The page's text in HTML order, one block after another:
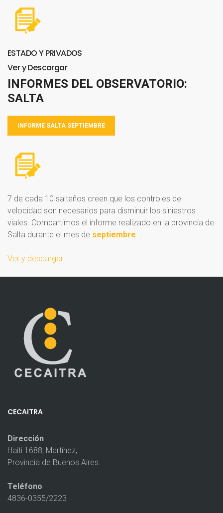
ESTADOY PRIVADOS
VeryDescargar
INFORMES DEL OBSERVATORIO:
SALTA
INFORME SALTA SEPTIEMBRE
7 de cada 10 salteños creen que los controles de
velocidad son necesarios para disminuir los siniestros
viales. Compartimos el informe realizado en la provincia de
Salta durante el mes de septiembre
Ver y descargar
CECAITRA
Dirección
Haiti 1688, Martínez,
Provincia de Buenos Aires.
Teléfono
4836-0355/2223